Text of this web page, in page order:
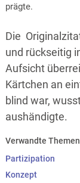
prägte.
Die
und rückseitig
Aufsicht
Kärtchen an
blind war,
aushändigte.
Verwandte Themen
Partizipation
Konzept